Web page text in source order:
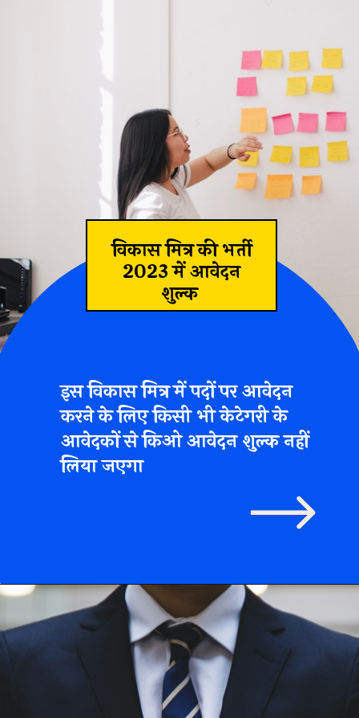
विकास मित्र की भर्ती
2023 में आवेदन
शुल्क
इस विकास मित्र में पदों पर आवेदन
करने के लिए किसी भी केटेगरी के
आवेदकों से किओ आवेदन शुल्क नहीं
लिया जएगा